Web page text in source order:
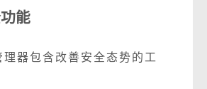
能
器包含改善安全态势的工